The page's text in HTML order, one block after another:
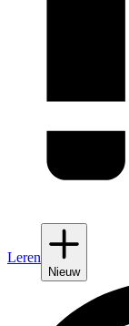
Leren
Nieuw